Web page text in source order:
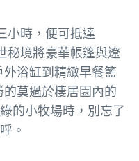
小時，便可抵達
境將豪華帳篷與遼
浴缸到精緻早餐籃
莫過於棲居園內的
的小牧場時，別忘了
。